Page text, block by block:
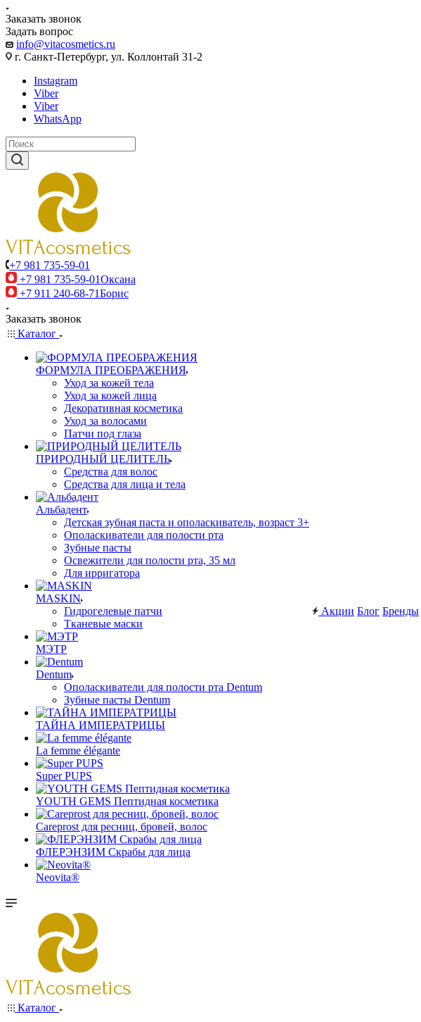
Заказать звонок
Задать вопрос
info@vitacosmetics.ru
г. Санкт-Петербург, ул. Коллонтай 31-2
Instagram
Viber
Viber
WhatsApp
+7 981 735-59-01
+7 981 735-59-01Оксана
+7 911 240-68-71Борис
Заказать звонок
Каталог
ФОРМУЛА ПРЕОБРАЖЕНИЯ
Уход за кожей тела
Уход за кожей лица
Декоративная косметика
Уход за волосами
Патчи под глаза
ПРИРОДНЫЙ ЦЕЛИТЕЛЬ
Средства для волос
Средства для лица и тела
Альбадент
Детская зубная паста и ополаскиватель, возраст 3+
Ополаскиватели для полости рта
Зубные пасты
Освежители для полости рта, 35 мл
Для ирригатора
MASKIN
Гидрогелевые патчи
Тканевые маски
МЭТР
Dentum
Ополаскиватели для полости рта Dentum
Зубные пасты Dentum
ТАЙНА ИМПЕРАТРИЦЫ
La femme élégante
Super PUPS
YOUTH GEMS Пептидная косметика
Careprost для ресниц, бровей, волос
ФЛЕРЭНЗИМ Скрабы для лица
Neovita®
Акции Блог Бренды
Каталог